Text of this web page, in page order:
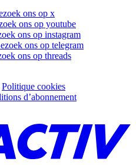
ons op x
ons op youtube
ons op instagram
ons op telegram
ons op threads
Politique cookies
d’abonnement